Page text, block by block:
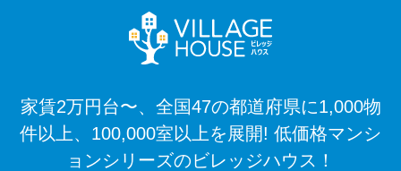
家賃2万円台〜、全国47の都道府県に1,000物
件以上、100,000室以上を展開! 低価格マンシ
ョンシリーズのビレッジハウス！